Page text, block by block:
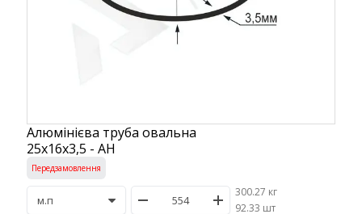
Алюмінієва труба овальна
25х16х3,5 - АН
Передзамовлення
300.27 кг
/92.33 шт